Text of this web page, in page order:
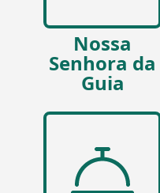
Nossa
Senhora da
Guia